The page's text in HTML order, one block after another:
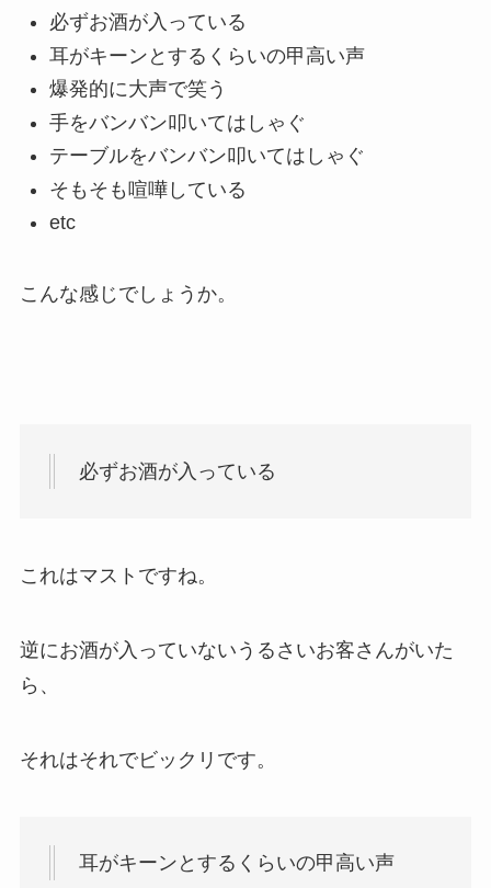
必ずお酒が入っている
耳がキーンとするくらいの甲高い声
爆発的に大声で笑う
手をバンバン叩いてはしゃぐ
テーブルをバンバン叩いてはしゃぐ
そもそも喧嘩している
etc
こんな感じでしょうか。
必ずお酒が入っている
これはマストですね。
逆にお酒が入っていないうるさいお客さんがいた
ら、
それはそれでビックリです。
耳がキーンとするくらいの甲高い声